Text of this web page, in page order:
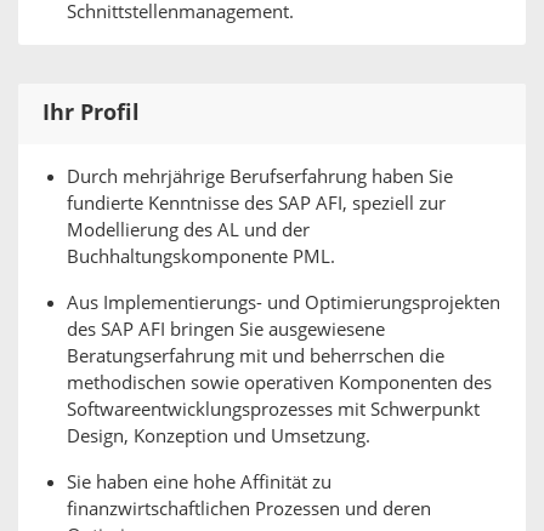
Schnittstellenmanagement.
Ihr Profil
Durch mehrjährige Berufserfahrung haben Sie
fundierte Kenntnisse des SAP AFI, speziell zur
Modellierung des AL und der
Buchhaltungskomponente PML.
Aus Implementierungs- und Optimierungsprojekten
des SAP AFI bringen Sie ausgewiesene
Beratungserfahrung mit und beherrschen die
methodischen sowie operativen Komponenten des
Softwareentwicklungsprozesses mit Schwerpunkt
Design, Konzeption und Umsetzung.
Sie haben eine hohe Affinität zu
finanzwirtschaftlichen Prozessen und deren